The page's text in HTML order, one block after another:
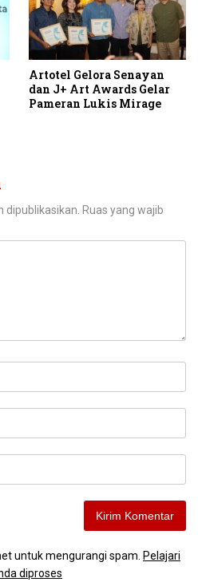
Artotel Gelora Senayan
dan J+ Art Awards Gelar
Pameran Lukis Mirage
Ruas yang wajib
untuk mengurangi spam. Pelajari
diproses